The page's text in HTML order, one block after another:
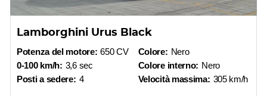
Lamborghini Urus Black
Potenza del motore: 650 CV
0-100 km/h: 3,6 sec
Posti a sedere: 4
Colore: Nero
Colore interno: Nero
Velocità massima: 305 km/h